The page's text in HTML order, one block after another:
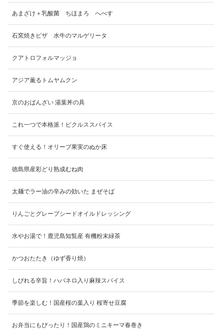
あまざけ＋乳酸菌 ちほまろ へべす
石窯焼きピザ 水牛のマルゲリータ
クアトロフォルマッジョ
アジア薫るトムヤムクン
京のおばんざい 湯葉丼の具
これ一つで本格派！ピクルススパイス
すぐ使える！オリーブ果実のぬか床
徳島県産彩どり熟成むね肉
太麺でラー油の辛みの効いた まぜそば
りんごとグレープシードオイルドレッシング
水やお湯で！鹿児島知覧産 有機粉末緑茶
かつおたたき（ゆず香り焼）
しびれる辛旨！ハバネロ入り麻辣スパイス
季節を楽しむ！国産桜の葉入り 桜寄せ豆腐
お弁当にもぴったり！国産鶏のミニキーマ春巻き